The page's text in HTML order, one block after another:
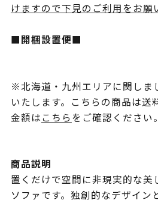
けますので下見のご利用をお願
■開梱設置便■
※北海道・九州エリアに関しま
いたします。こちらの商品は送
金額はこちらをご確認ください。
商品説明
置くだけで空間に非現実的な美
ソファです。独創的なデザイン